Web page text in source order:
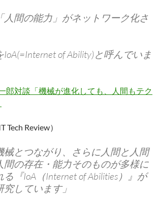
人間の能力」がネットワーク化さ
of Ability)と呼んでいま
郎対談「機械が進化しても、人間もテク
Tech Review）
械とつながり、さらに人間と人間
間の存在・能力そのものが多様に
『IoA（Internet of Abilities）』が
しています」